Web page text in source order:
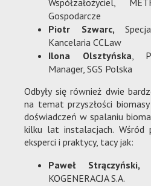
Współzałożyciel,
Gospodarcze
Piotr Szwarc,
Kancelaria CCLaw
Ilona Olsztyńska,
Manager, SGS Polska
Odbyły się również dwie
na temat przyszłości
doświadczeń w spalaniu
kilku lat instalacjach. Wśród
eksperci i praktycy, tacy jak:
Paweł Strączyński,
KOGENERACJA S.A.